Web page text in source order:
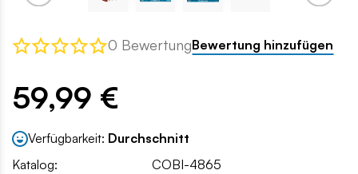
0 BewertungBewertung hinzufügen
59,99 €
Verfügbarkeit: Durchschnitt
Katalog:
COBI-4865